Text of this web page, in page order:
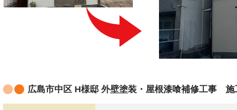
広島市中区 H様邸 外壁塗装・屋根漆喰補修工事 施